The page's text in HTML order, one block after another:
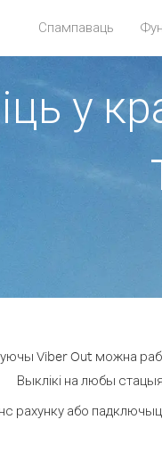
Спампаваць
у
Viber Out можна
Выклікі на любы
рахунку або